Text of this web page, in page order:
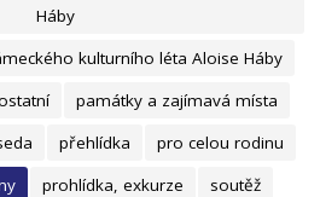
Háby
kulturního léta Aloise Háby
památky a zajímavá místa
přehlídka
pro celou rodinu
prohlídka, exkurze
soutěž